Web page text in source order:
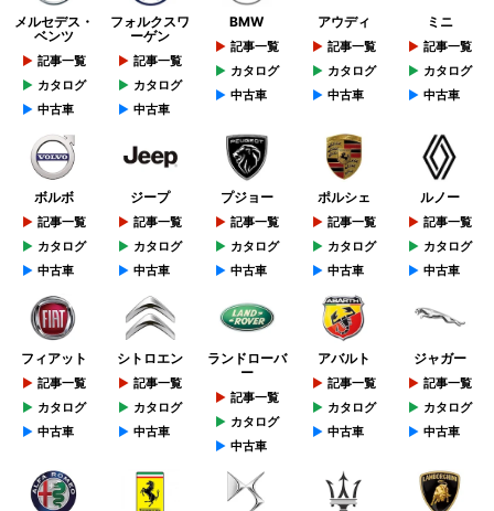
メルセデス・
ベンツ
記事一覧
カタログ
中古車
フォルクスワ
ーゲン
記事一覧
カタログ
中古車
BMW
記事一覧
カタログ
中古車
アウディ
記事一覧
カタログ
中古車
ミニ
記事一覧
カタログ
中古車
ボルボ
記事一覧
カタログ
中古車
ジープ
記事一覧
カタログ
中古車
プジョー
記事一覧
カタログ
中古車
ポルシェ
記事一覧
カタログ
中古車
ルノー
記事一覧
カタログ
中古車
フィアット
記事一覧
カタログ
中古車
シトロエン
記事一覧
カタログ
中古車
ランドローバ
ー
記事一覧
カタログ
中古車
アバルト
記事一覧
カタログ
中古車
ジャガー
記事一覧
カタログ
中古車